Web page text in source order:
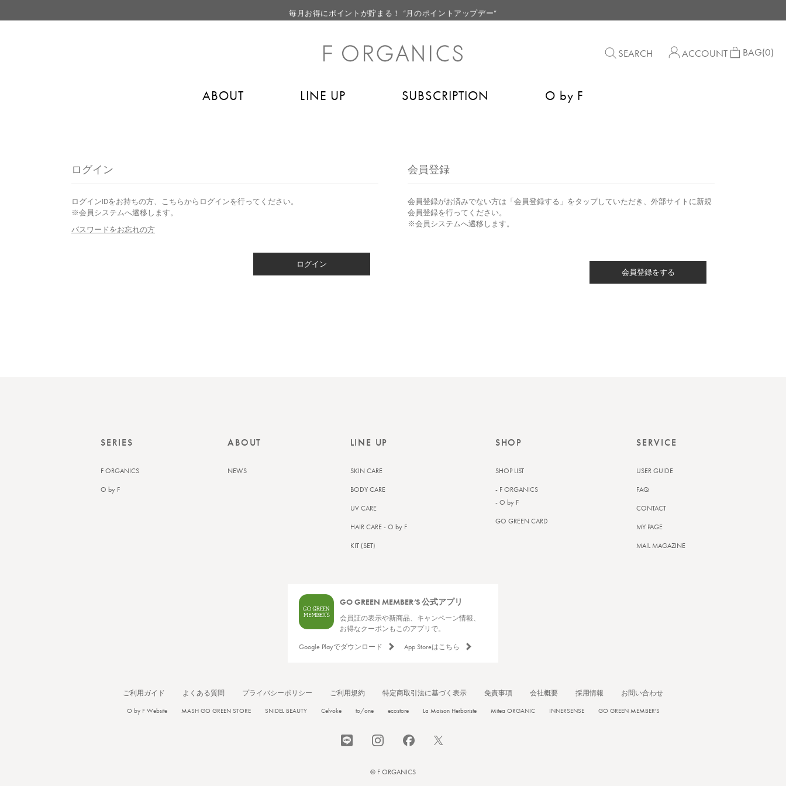
毎月お得にポイントが貯まる！ “月のポイントアップデー”
【重要】F ORGANICS Websiteの統合に関するお知らせ
毎月お得にポイントが貯まる！ “月のポイントアップデー”
SEARCH ACCOUNT BAG(0)
ABOUT LINE UP SUBSCRIPTION O by F
ログイン
ログインIDをお持ちの方、こちらからログインを行ってください。
※会員システムへ遷移します。
パスワードをお忘れの方
ログイン
会員登録
会員登録がお済みでない方は「会員登録する」をタップしていただき、外部サイトに新規
会員登録を行ってください。
※会員システムへ遷移します。
会員登録をする
SERIES
F ORGANICS
O by F
ABOUT
NEWS
LINE UP
SKIN CARE
BODY CARE
UV CARE
HAIR CARE - O by F
KIT (SET)
SHOP
SHOP LIST
- F ORGANICS
- O by F
GO GREEN CARD
SERVICE
USER GUIDE
FAQ
CONTACT
MY PAGE
MAIL MAGAZINE
GO GREEN MEMBER’S 公式アプリ
会員証の表示や新商品、キャンペーン情報、
お得なクーポンもこのアプリで。
Google Playでダウンロード
App Storeはこちら
ご利用ガイド よくある質問 プライバシーポリシー ご利用規約 特定商取引法に基づく表示 免責事項 会社概要 採用情報 お問い合わせ
O by F Website MASH GO GREEN STORE SNIDEL BEAUTY Celvoke to/one ecostore La Maison Herboriste Mitea ORGANIC INNERSENSE GO GREEN MEMBER'S
© F ORGANICS